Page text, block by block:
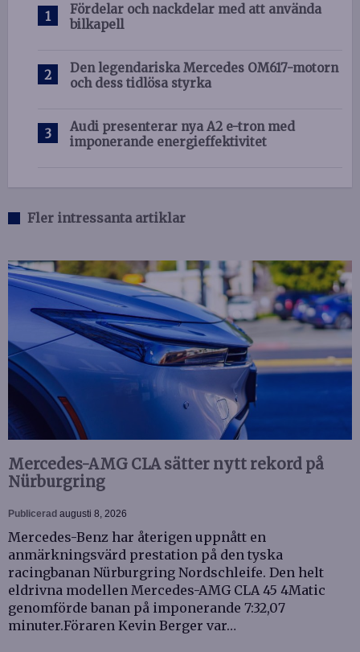
Fördelar och nackdelar med att använda
bilkapell
Den legendariska Mercedes OM617-motorn
och dess tidlösa styrka
Audi presenterar nya A2 e-tron med
imponerande energieffektivitet
Fler intressanta artiklar
Mercedes-AMG CLA sätter nytt rekord på
Nürburgring
Publicerad augusti 8, 2026
Mercedes-Benz har återigen uppnått en
anmärkningsvärd prestation på den tyska
racingbanan Nürburgring Nordschleife. Den helt
eldrivna modellen Mercedes-AMG CLA 45 4Matic
genomförde banan på imponerande 7:32,07
minuter.Föraren Kevin Berger var…